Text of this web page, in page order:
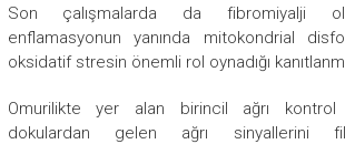
Son çalışmalarda da fibromiyalji
enflamasyonun yanında mitokondrial
oksidatif stresin önemli rol oynadığı
Omurilikte yer alan birincil ağrı kontrol
dokulardan gelen ağrı sinyallerini